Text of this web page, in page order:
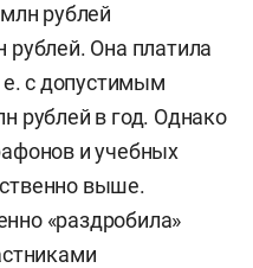
рублей
Она платила
с допустимым
рублей в год. Однако
и учебных
выше.
«раздробила»